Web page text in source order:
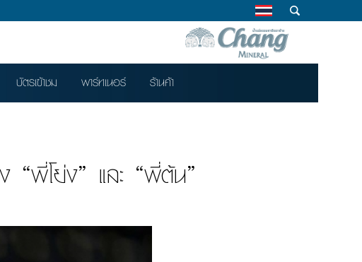
บัตรเข้าชม พาร์ทเนอร์ ร้านค้า
“พี่โย่ง” และ “พี่ต้น”